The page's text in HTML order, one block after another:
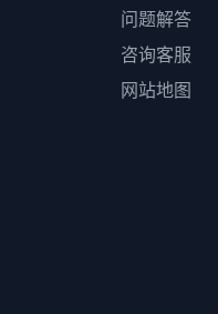
问题解答
咨询客服
网站地图